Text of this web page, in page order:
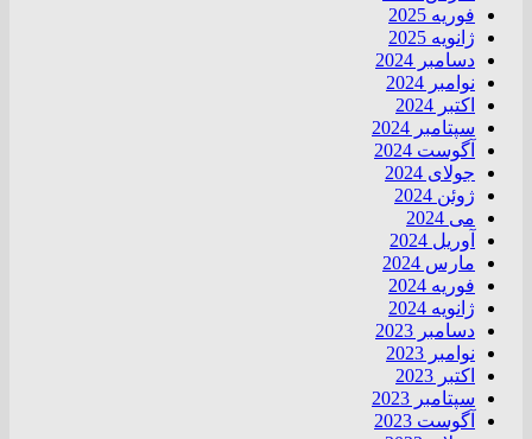
فوریه 2025
ژانویه 2025
دسامبر 2024
نوامبر 2024
اکتبر 2024
سپتامبر 2024
آگوست 2024
جولای 2024
ژوئن 2024
می 2024
آوریل 2024
مارس 2024
فوریه 2024
ژانویه 2024
دسامبر 2023
نوامبر 2023
اکتبر 2023
سپتامبر 2023
آگوست 2023